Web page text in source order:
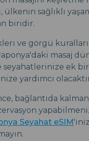
ülkenin sağlıklı
biridir.
ve görgü kuralları
masaj
seyahatlerinize ek
yardımcı
bağlantıda
Seyahat eSIM